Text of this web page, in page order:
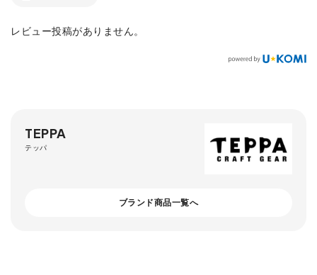
レビュー投稿がありません。
TEPPA
テッパ
ブランド商品一覧へ